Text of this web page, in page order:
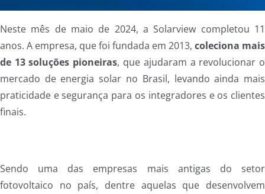
Neste mês de maio de 2024, a Solarview completou 11
anos. A empresa, que foi fundada em 2013,coleciona mais
de 13 soluções pioneiras, que ajudaram a revolucionar o
mercado de energia solar no Brasil, levando ainda mais
praticidade e segurança para os integradores e os clientes
finais.
Sendo uma das empresas mais antigas do setor
fotovoltaico no país, dentre aquelas que desenvolvem